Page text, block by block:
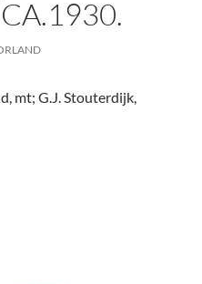
mt; G.J. Stouterdijk,